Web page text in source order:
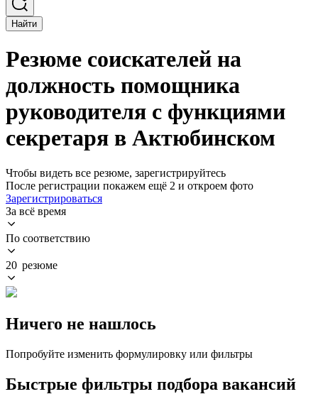
Найти
Резюме соискателей на
должность помощника
руководителя с функциями
секретаря в Актюбинском
Чтобы видеть все резюме, зарегистрируйтесь
После регистрации покажем ещё 2 и откроем фото
Зарегистрироваться
За всё время
По соответствию
20 резюме
Ничего не нашлось
Попробуйте изменить формулировку или фильтры
Быстрые фильтры подбора вакансий